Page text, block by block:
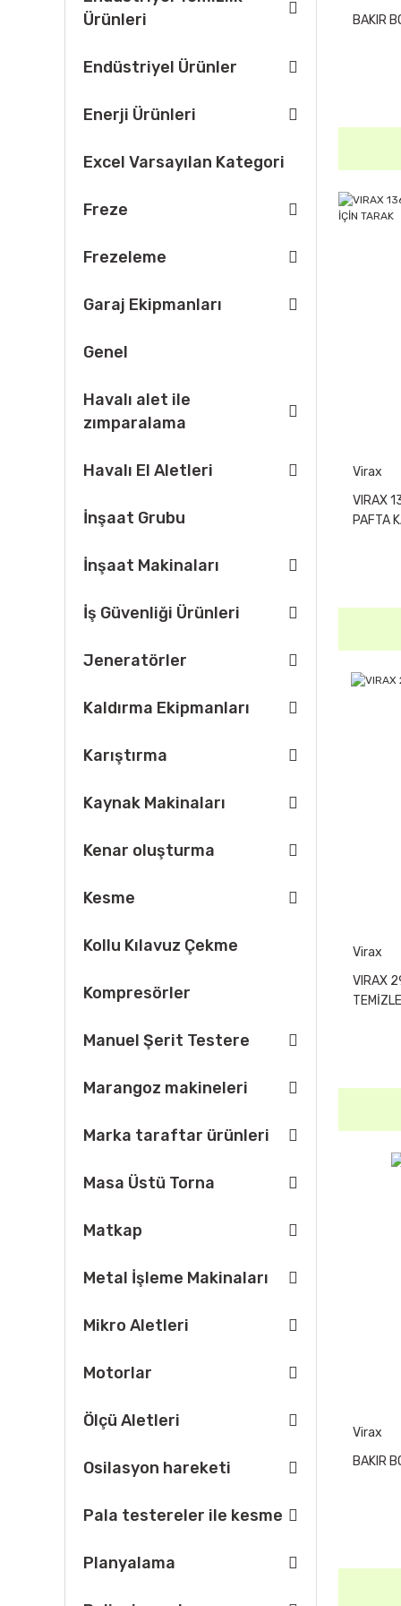
Ürünleri
Endüstriyel Ürünler
Enerji Ürünleri
Excel Varsayılan Kategori
Freze
Frezeleme
Garaj Ekipmanları
Genel
Havalı alet ile
zımparalama
Havalı El Aletleri
İnşaat Grubu
İnşaat Makinaları
İş Güvenliği Ürünleri
Jeneratörler
Kaldırma Ekipmanları
Karıştırma
Kaynak Makinaları
Kenar oluşturma
Kesme
Kollu Kılavuz Çekme
Kompresörler
Manuel Şerit Testere
Marangoz makineleri
Marka taraftar ürünleri
Masa Üstü Torna
Matkap
Metal İşleme Makinaları
Mikro Aletleri
Motorlar
Ölçü Aletleri
Osilasyon hareketi
Pala testereler ile kesme
Planyalama
BAKIR
Virax
VIRAX
PAFTA
Virax
VIRAX
Virax
BAKIR